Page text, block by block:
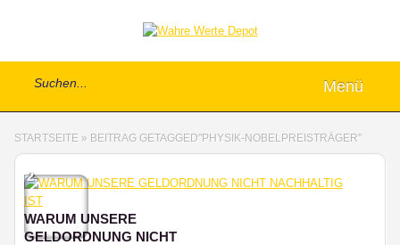
Menü
STARTSEITE » BEITRAG GETAGGED"PHYSIK-NOBELPREISTRÄGER"
2
WARUM UNSERE
GELDORDNUNG NICHT